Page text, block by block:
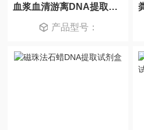
血浆血清游离DNA提取试剂盒
产品型号：